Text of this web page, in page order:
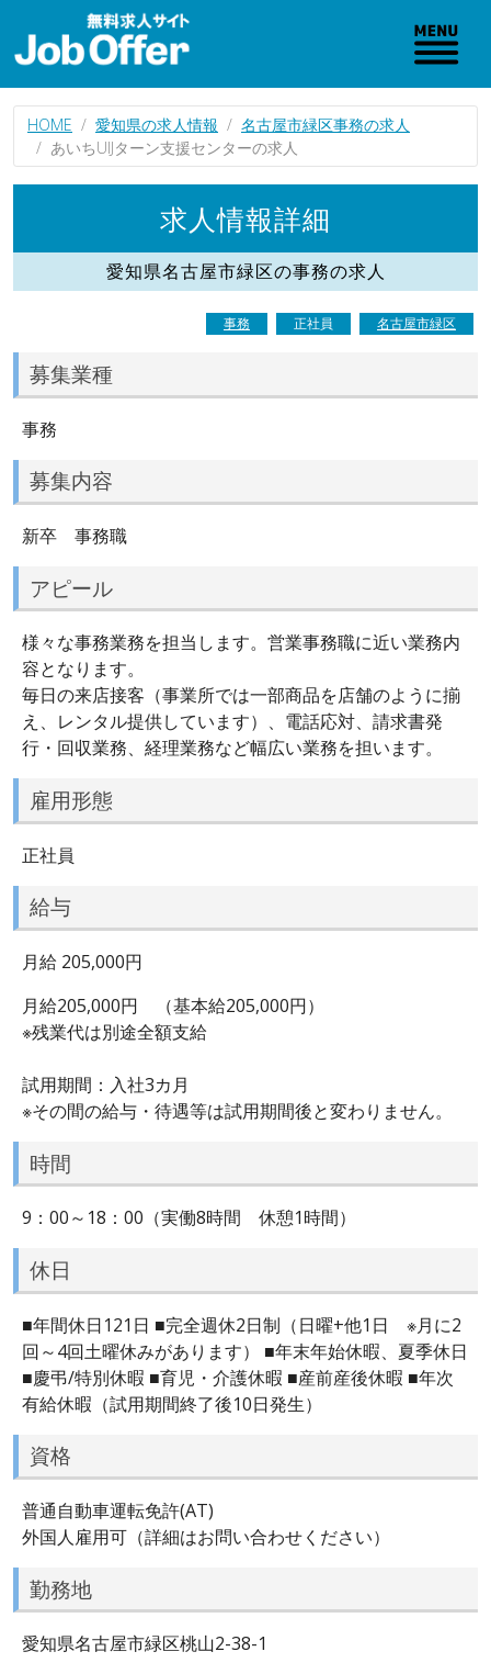
HOME 愛知県の求人情報
名古屋市緑区事務の求人
あいちUIJターン支援センターの求人
求人情報詳細
愛知県名古屋市緑区の事務の求人
事務 正社員 名古屋市緑区
募集業種
事務
募集内容
新卒 事務職
アピール
様々な事務業務を担当します。営業事務職に近い業務内
容となります。
毎日の来店接客（事業所では一部商品を店舗のように揃
え、レンタル提供しています）、電話応対、請求書発
行・回収業務、経理業務など幅広い業務を担います。
雇用形態
正社員
給与
月給 205,000円
月給205,000円 （基本給205,000円）
※残業代は別途全額支給
試用期間：入社3カ月
※その間の給与・待遇等は試用期間後と変わりません。
時間
9：00～18：00（実働8時間 休憩1時間）
休日
■年間休日121日 ■完全週休2日制（日曜+他1日 ※月に2
回～4回土曜休みがあります） ■年末年始休暇、夏季休日
■慶弔/特別休暇 ■育児・介護休暇 ■産前産後休暇 ■年次
有給休暇（試用期間終了後10日発生）
資格
普通自動車運転免許(AT)
外国人雇用可（詳細はお問い合わせください）
勤務地
愛知県名古屋市緑区桃山2-38-1